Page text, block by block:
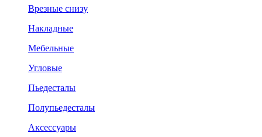
Врезные снизу
Накладные
Мебельные
Угловые
Пьедесталы
Полупьедесталы
Аксессуары